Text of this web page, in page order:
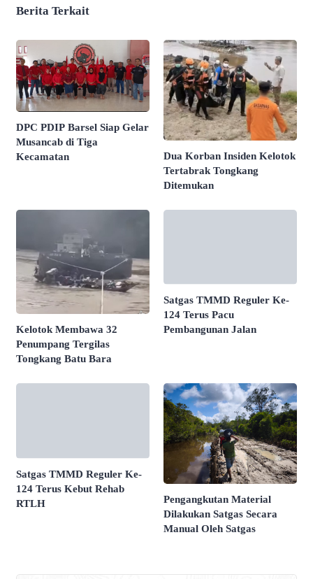
Berita Terkait
DPC PDIP Barsel Siap Gelar
Musancab di Tiga
Kecamatan
Dua Korban Insiden Kelotok
Tertabrak Tongkang
Ditemukan
Kelotok Membawa 32
Penumpang Tergilas
Tongkang Batu Bara
Satgas TMMD Reguler Ke-
124 Terus Pacu
Pembangunan Jalan
Satgas TMMD Reguler Ke-
124 Terus Kebut Rehab
RTLH
Pengangkutan Material
Dilakukan Satgas Secara
Manual Oleh Satgas